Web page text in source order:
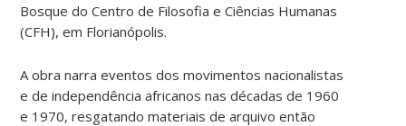
Bosque do Centro de Filosofia e Ciências Humanas
(CFH), em Florianópolis.
A obra narra eventos dos movimentos nacionalistas
e de independência africanos nas décadas de 1960
e 1970, resgatando materiais de arquivo então